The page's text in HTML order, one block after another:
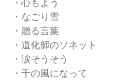
・なごり雪
・贈る言葉
・道化師のソネット
・涙そうそう
・千の風になって